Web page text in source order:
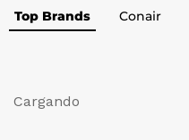
Top Brands Conair
Cargando